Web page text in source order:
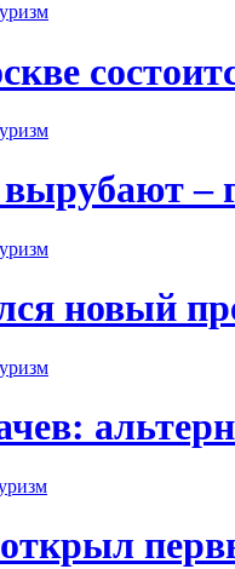
–
новый